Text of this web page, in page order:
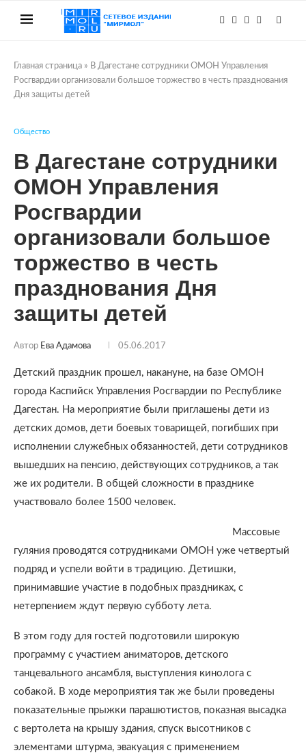
Главная страница » В Дагестане сотрудники ОМОН Управления
Росгвардии организовали большое торжество в честь празднования
Дня защиты детей
Общество
В Дагестане сотрудники
ОМОН Управления
Росгвардии
организовали большое
торжество в честь
празднования Дня
защиты детей
Автор Ева Адамова 05.06.2017
Детский праздник прошел, накануне, на базе ОМОН
города Каспийск Управления Росгвардии по Республике
Дагестан. На мероприятие были приглашены дети из
детских домов, дети боевых товарищей, погибших при
исполнении служебных обязанностей, дети сотрудников
вышедших на пенсию, действующих сотрудников, а так
же их родители. В общей сложности в празднике
участвовало более 1500 человек.
Массовые
гуляния проводятся сотрудниками ОМОН уже четвертый
подряд и успели войти в традицию. Детишки,
принимавшие участие в подобных праздниках, с
нетерпением ждут первую субботу лета.
В этом году для гостей подготовили широкую
программу с участием аниматоров, детского
танцевального ансамбля, выступления кинолога с
собакой. В ходе мероприятия так же были проведены
показательные прыжки парашютистов, показная высадка
с вертолета на крышу здания, спуск высотников с
элементами штурма, эвакуация с применением